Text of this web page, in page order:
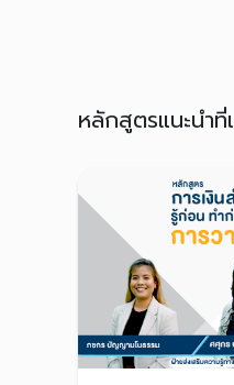
หลักสูตรแนะนำที่